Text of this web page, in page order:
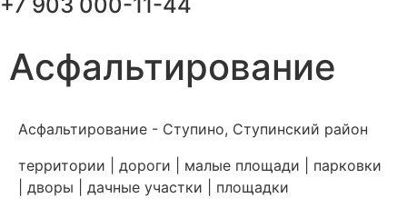
Асфальтирование
Асфальтирование - Ступино, Ступинский район
территории | дороги | малые площади | парковки
| дворы | дачные участки | площадки